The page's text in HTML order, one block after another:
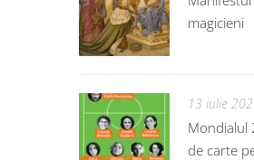
magicieni
13 iulie
Mondialul
de carte